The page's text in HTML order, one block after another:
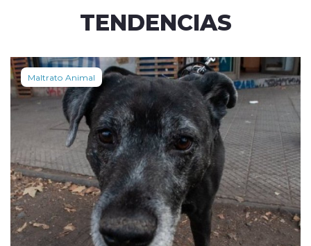
TENDENCIAS
Maltrato Animal